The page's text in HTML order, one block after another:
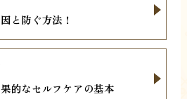
と防ぐ方法！
的なセルフケアの基本